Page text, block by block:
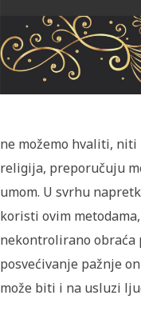
ne možemo hvaliti,
religija, preporučuju
umom. U svrhu
koristi ovim
nekontrolirano obraća
posvećivanje pažnje
može biti i na usluzi